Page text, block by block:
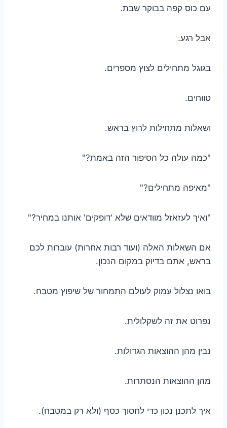
עם כוס קפה בבוקר שבת.
אבל רגע.
בגוגל מתחילים לצוץ מספרים.
טווחים.
ושאלות מתחילות לרוץ בראש.
"כמה עולה כל הסיפור הזה באמת?"
"מאיפה מתחילים?"
"ואיך לעזאזל מוודאים שלא 'דופקים' אותנו במחיר?"
אם השאלות האלה (ועוד רבות אחרות) עוברות לכם
בראש, אתם בדיוק במקום הנכון.
בואו נצלול עמוק לעולם התמחור של שיפוץ מטבח.
נפרוט את זה לשקלולית.
נבין מהן ההוצאות הגדולות.
מהן ההוצאות הנסתרות.
איך לתכנן נכון כדי לחסוך כסף (ולא רק במטבח).